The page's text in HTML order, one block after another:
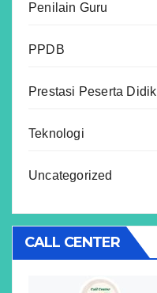
Penilain Guru
PPDB
Prestasi Peserta Didik
Teknologi
Uncategorized
CALL CENTER